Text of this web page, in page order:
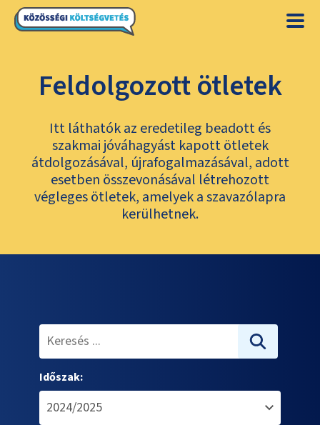
Feldolgozott ötletek
Itt láthatók az eredetileg beadott és
szakmai jóváhagyást kapott ötletek
átdolgozásával, újrafogalmazásával, adott
esetben összevonásával létrehozott
végleges ötletek, amelyek a szavazólapra
kerülhetnek.
Időszak: